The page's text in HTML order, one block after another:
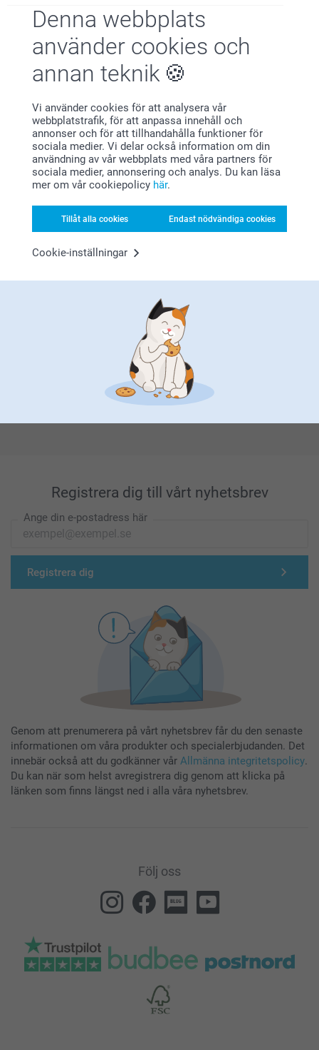
Denna webbplats
använder cookies och
annan teknik
Vi använder cookies för att analysera vår
webbplatstrafik, för att anpassa innehåll och
annonser och för att tillhandahålla funktioner för
sociala medier. Vi delar också information om din
användning av vår webbplats med våra partners för
sociala medier, annonsering och analys. Du kan läsa
mer om vår cookiepolicy här.
Tillåt alla cookies Endast nödvändiga cookies
Cookie-inställningar
Nöjd kundgaranti
Bonus på alla dina köp
Letar du efter inspiration?
Förstklassig kundservice
Registrera dig till vårt nyhetsbrev
Ange din e-postadress här
Registrera dig
Genom att prenumerera på vårt nyhetsbrev får du den senaste
informationen om våra produkter och specialerbjudanden. Det
innebär också att du godkänner vår Allmänna integritetspolicy.
Du kan när som helst avregistrera dig genom att klicka på
länken som finns längst ned i alla våra nyhetsbrev.
Följ oss